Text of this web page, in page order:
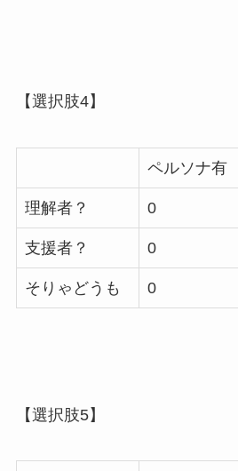
【選択肢4】
ペルソナ有
理解者？ 0
支援者？ 0
そりゃどうも 0
【選択肢5】